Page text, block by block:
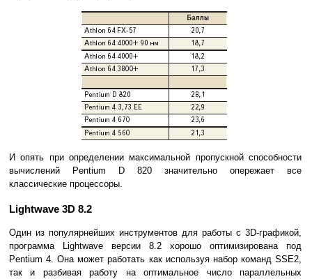
И опять при определении максимальной пропускной способности
вычислений Pentium D 820 значительно опережает все
классические процессоры.
Lightwave 3D 8.2
Один из популярнейших инструментов для работы с 3D-графикой,
программа Lightwave версии 8.2 хорошо оптимизирована под
Pentium 4. Она может работать как используя набор команд SSE2,
так и разбивая работу на оптимальное число параллельных